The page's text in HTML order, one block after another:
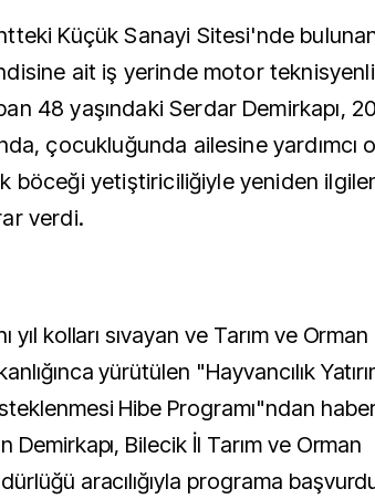
Küçük Sanayi Sitesi'nde
ait iş yerinde motor
48 yaşındaki Serdar Demirkapı,
çocukluğunda ailesine yardımcı
böceği yetiştiriciliğiyle yeniden
verdi.
yıl kolları sıvayan ve Tarım ve Orman
yürütülen "Hayvancılık
Hibe Programı"ndan
Demirkapı, Bilecik İl Tarım ve Orman
aracılığıyla programa